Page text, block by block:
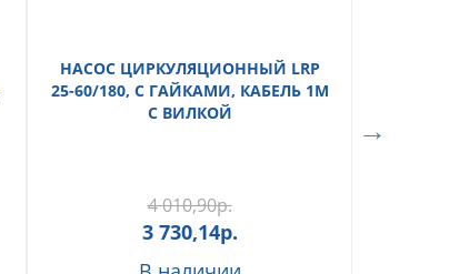
НАСОС ЦИРКУЛЯЦИОННЫЙ LRP
25-60/180, С ГАЙКАМИ, КАБЕЛЬ 1М
С ВИЛКОЙ
4 010,90р.
3 730,14р.